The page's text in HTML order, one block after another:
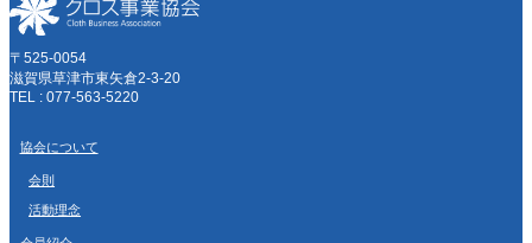
〒525-0054
滋賀県草津市東矢倉2-3-20
TEL : 077-563-5220
協会について
会則
活動理念